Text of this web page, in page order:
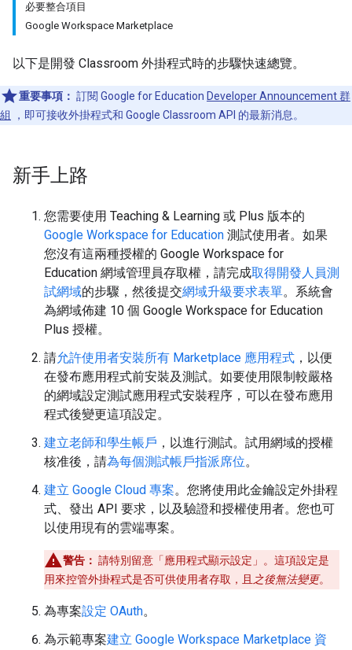
必要整合項目
Google Workspace Marketplace
以下是開發 Classroom 外掛程式時的步驟快速總覽。
重要事項： 訂閱 Google for Education Developer Announcement 群
組
，即可接收外掛程式和 Google Classroom API 的最新消息。
新手上路
您需要使用 Teaching & Learning 或 Plus 版本的
Google Workspace for Education 測試使用者。如果
您沒有這兩種授權的 Google Workspace for
Education 網域管理員存取權，請完成取得開發人員測
試網域的步驟，然後提交網域升級要求表單。系統會
為網域佈建 10 個 Google Workspace for Education
Plus 授權。
請允許使用者安裝所有 Marketplace 應用程式 ，以便
在發布應用程式前安裝及測試。如要使用限制較嚴格
的網域設定測試應用程式安裝程序，可以在發布應用
程式後變更這項設定。
建立老師和學生帳戶 ，以進行測試。試用網域的授權
核准後，請為每個測試帳戶指派席位。
建立 Google Cloud 專案。您將使用此金鑰設定外掛程
式、發出 API 要求，以及驗證和授權使用者。您也可
以使用現有的雲端專案。
警告： 請特別留意「應用程式顯示設定」
。這項設定是
用來控管外掛程式是否可供使用者存取，且 之後無法變更。
為專案設定 OAuth。
為示範專案建立 Google Workspace Marketplace 資